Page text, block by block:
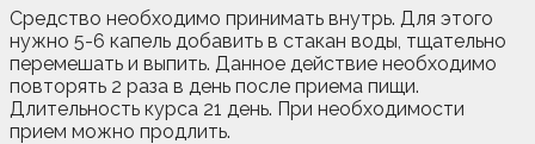
Средство необходимо принимать внутрь. Для этого
нужно 5-6 капель добавить в стакан воды, тщательно
перемешать и выпить. Данное действие необходимо
повторять 2 раза в день после приема пищи.
Длительность курса 21 день. При необходимости
прием можно продлить.